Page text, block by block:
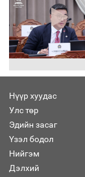
Нүүр хуудас
Улс төр
Эдийн засаг
Үзэл бодол
Нийгэм
Дэлхий